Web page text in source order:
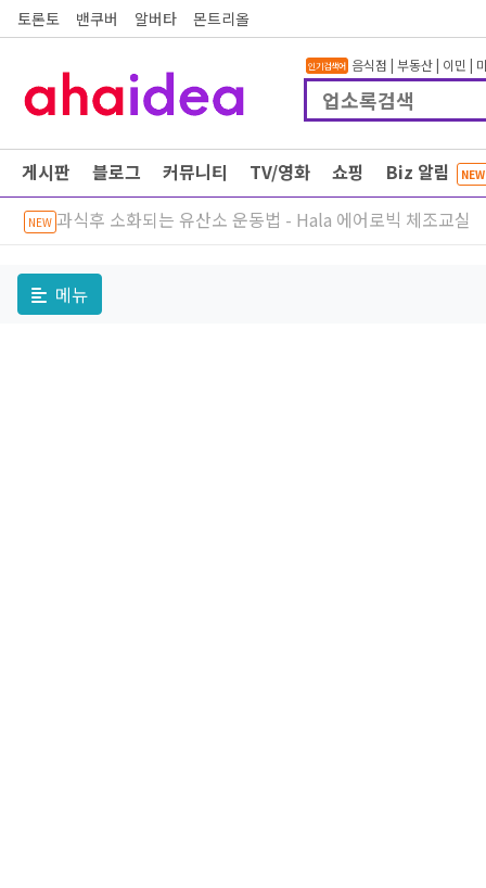
토론토 밴쿠버 알버타 몬트리올
인기검색어 음식점 | 부동산| 이민 |
게시판 블로그 커뮤니티 TV/영화 쇼핑 Biz 알림 NEW
NEW 과식후 소화되는 유산소 운동법 - Hala 에어로빅 체조교실
메뉴